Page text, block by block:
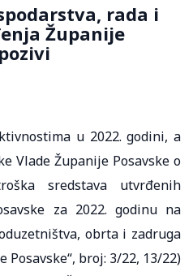
rada i
Županije
u 2022. godini, a
Vlade Županije Posavske o
sredstava utvrđenih
za 2022. godinu na
obrta i zadruga
Posavske“, broj: 3/22, 13/22)